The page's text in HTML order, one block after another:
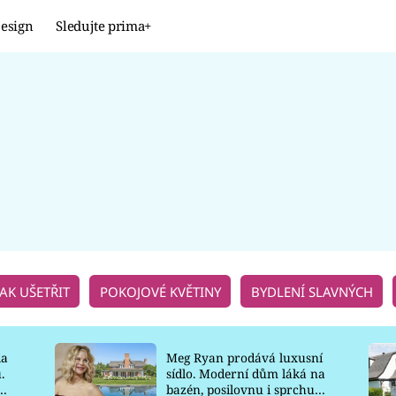
Sledujte prima+
UŠETŘIT POKOJOVÉ KVĚTINY BYDLENÍ SLAVNÝCH
Meg Ryan prodává luxusní
sídlo. Moderní dům láká na
bazén, posilovnu i sprchu